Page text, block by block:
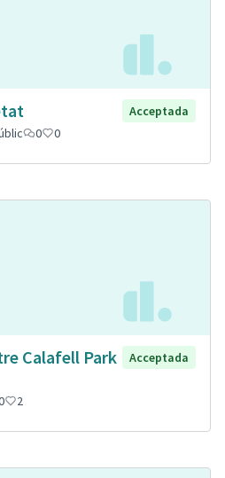
Acceptada
0 0
Calafell Park
Acceptada
2